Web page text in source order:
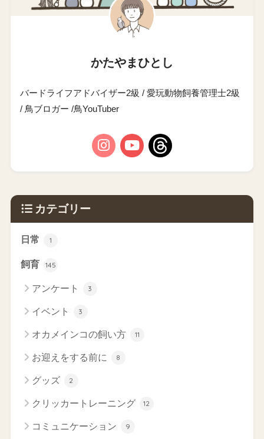
かたやまひとし
バードライフアドバイザー2級 / 愛玩動物飼養管理士2級
/ 鳥ブロガー /鳥YouTuber
カテゴリー
日常 1
飼育 145
アンケート 3
イベント 3
オカメインコの飼い方 11
お迎えをする前に 8
グッズ 2
クリッカートレーニング 12
コミュニケーション 9